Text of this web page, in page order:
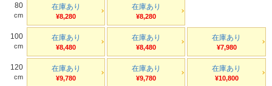
80
cm
在庫あり
¥8,280
在庫あり
¥8,280
100
cm
在庫あり
¥8,480
在庫あり
¥8,480
在庫あり
¥7,980
120
cm
在庫あり
¥9,780
在庫あり
¥9,780
在庫あり
¥10,800